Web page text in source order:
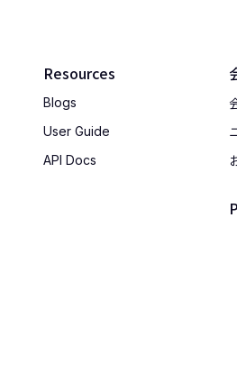
Resources
Blogs
User Guide
API Docs